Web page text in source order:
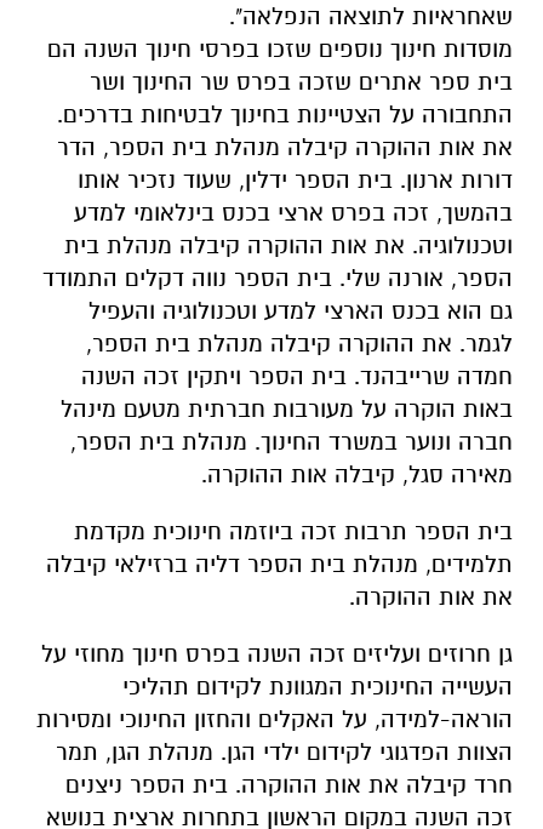
שאחראיות לתוצאה הנפלאה".
מוסדות חינוך נוספים שזכו בפרסי חינוך השנה הם
בית ספר אתרים שזכה בפרס שר החינוך ושר
התחבורה על הצטיינות בחינוך לבטיחות בדרכים.
את אות ההוקרה קיבלה מנהלת בית הספר, הדר
דורות ארנון. בית הספר ידלין, שעוד נזכיר אותו
בהמשך, זכה בפרס ארצי בכנס בינלאומי למדע
וטכנולוגיה. את אות ההוקרה קיבלה מנהלת בית
הספר, אורנה שלי. בית הספר נווה דקלים התמודד
גם הוא בכנס הארצי למדע וטכנולוגיה והעפיל
לגמר. את ההוקרה קיבלה מנהלת בית הספר,
חמדה שרייבהנד. בית הספר ויתקין זכה השנה
באות הוקרה על מעורבות חברתית מטעם מינהל
חברה ונוער במשרד החינוך. מנהלת בית הספר,
מאירה סגל, קיבלה אות ההוקרה.
בית הספר תרבות זכה ביוזמה חינוכית מקדמת
תלמידים, מנהלת בית הספר דליה ברזילאי קיבלה
את אות ההוקרה.
גן חרוזים ועליזים זכה השנה בפרס חינוך מחוזי על
העשייה החינוכית המגוונת לקידום תהליכי
הוראה-למידה, על האקלים והחזון החינוכי ומסירות
הצוות הפדגוגי לקידום ילדי הגן. מנהלת הגן, תמר
חרד קיבלה את אות ההוקרה. בית הספר ניצנים
זכה השנה במקום הראשון בתחרות ארצית בנושא